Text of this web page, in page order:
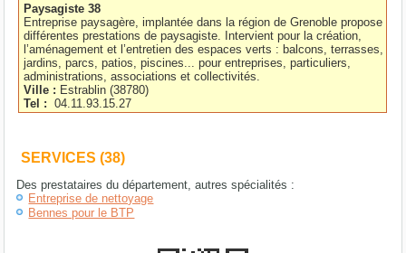
Paysagiste 38
Entreprise paysagère, implantée dans la région de Grenoble propose
différentes prestations de paysagiste. Intervient pour la création,
l’aménagement et l’entretien des espaces verts : balcons, terrasses,
jardins, parcs, patios, piscines... pour entreprises, particuliers,
administrations, associations et collectivités.
Ville : Estrablin(38780)
Tel :
04.11.93.15.27
SERVICES (38)
Des prestataires du département, autres spécialités :
Entreprise de nettoyage
Bennes pour le BTP